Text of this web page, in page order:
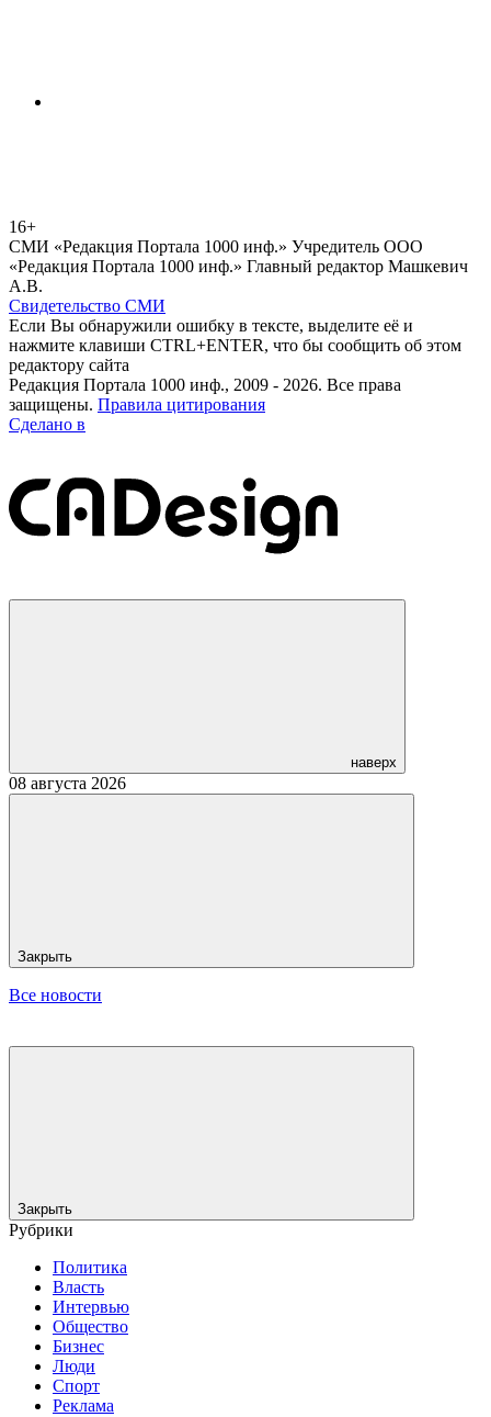
16+
СМИ «Редакция Портала 1000 инф.» Учредитель ООО
«Редакция Портала 1000 инф.» Главный редактор Машкевич
А.В.
Свидетельство СМИ
Если Вы обнаружили ошибку в тексте, выделите её и
нажмите клавиши CTRL+ENTER, что бы сообщить об этом
редактору сайта
Редакция Портала 1000 инф., 2009 - 2026. Все права
защищены. Правила цитирования
Сделано в
наверх
08 августа 2026
Закрыть
Все новости
Закрыть
Рубрики
Политика
Власть
Интервью
Общество
Бизнес
Люди
Спорт
Реклама